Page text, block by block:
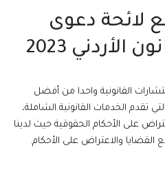
لائحة دعوى
2023
القانونية واحدا من أفضل
تقدم الخدمات القانونية الشاملة،
على الأحكام الحقوقية حيث لدينا
والاعتراض على الأحكام.